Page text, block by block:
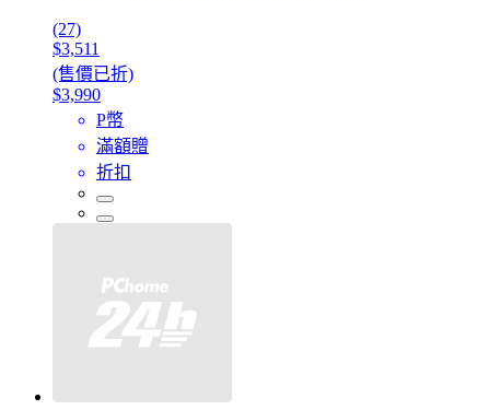
(27)
$3,511
(售價已折)
$3,990
P幣
滿額贈
折扣